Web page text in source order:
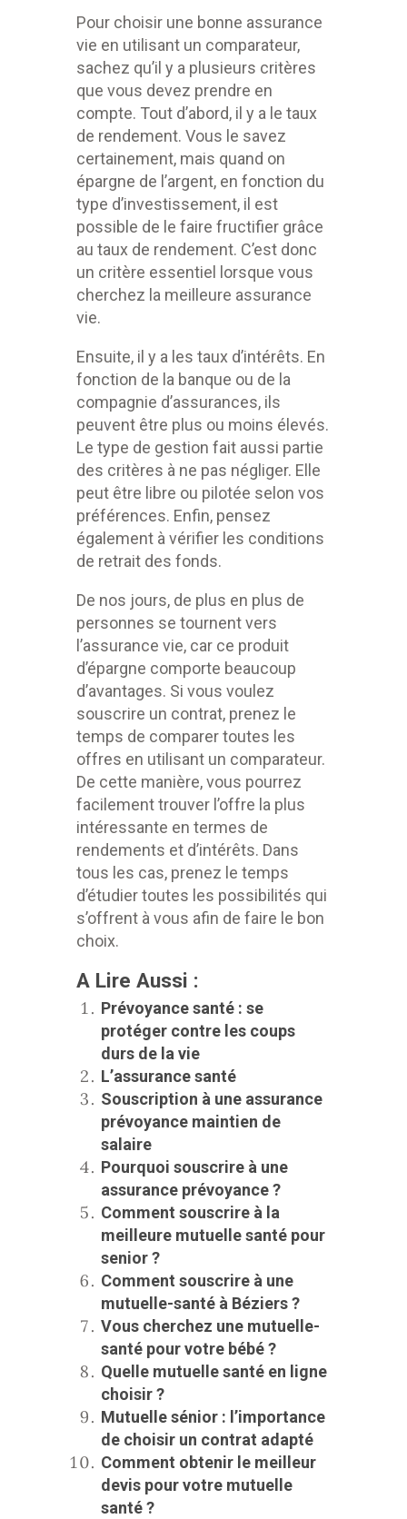
Pour choisir une bonne assurance
vie en utilisant un comparateur,
sachez qu’il y a plusieurs critères
que vous devez prendre en
compte. Tout d’abord, il y a le taux
de rendement. Vous le savez
certainement, mais quand on
épargne de l’argent, en fonction du
type d’investissement, il est
possible de le faire fructifier grâce
au taux de rendement. C’est donc
un critère essentiel lorsque vous
cherchez la meilleure assurance
vie.
Ensuite, il y a les taux d’intérêts. En
fonction de la banque ou de la
compagnie d’assurances, ils
peuvent être plus ou moins élevés.
Le type de gestion fait aussi partie
des critères à ne pas négliger. Elle
peut être libre ou pilotée selon vos
préférences. Enfin, pensez
également à vérifier les conditions
de retrait des fonds.
De nos jours, de plus en plus de
personnes se tournent vers
l’assurance vie, car ce produit
d’épargne comporte beaucoup
d’avantages. Si vous voulez
souscrire un contrat, prenez le
temps de comparer toutes les
offres en utilisant un comparateur.
De cette manière, vous pourrez
facilement trouver l’offre la plus
intéressante en termes de
rendements et d’intérêts. Dans
tous les cas, prenez le temps
d’étudier toutes les possibilités qui
s’offrent à vous afin de faire le bon
choix.
A Lire Aussi :
Prévoyance santé : se
protéger contre les coups
durs de la vie
L’assurance santé
Souscription à une assurance
prévoyance maintien de
salaire
Pourquoi souscrire à une
assurance prévoyance ?
Comment souscrire à la
meilleure mutuelle santé pour
senior ?
Comment souscrire à une
mutuelle-santé à Béziers ?
Vous cherchez une mutuelle-
santé pour votre bébé ?
Quelle mutuelle santé en ligne
choisir ?
Mutuelle sénior : l’importance
de choisir un contrat adapté
Comment obtenir le meilleur
devis pour votre mutuelle
santé ?